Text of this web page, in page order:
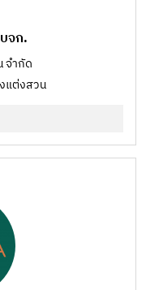
จก.
จำกัด
แต่งสวน